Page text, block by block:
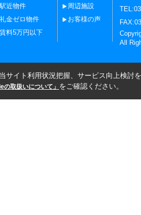
駅近物件
礼金ゼロ物件
賃料5万円以下
周辺施設
お客様の声
All
サイト利用状況把握、サービス向上検討
の取扱いについて」 をご確認ください。